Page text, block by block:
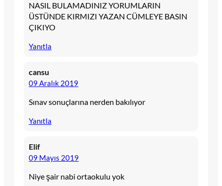
NASIL BULAMADINIZ YORUMLARIN
ÜSTÜNDE KIRMIZI YAZAN CÜMLEYE BASIN
ÇIKIYO
Yanıtla
cansu
09 Aralık 2019
Sınav sonuçlarına nerden bakılıyor
Yanıtla
Elif
09 Mayıs 2019
Niye şair nabi ortaokulu yok